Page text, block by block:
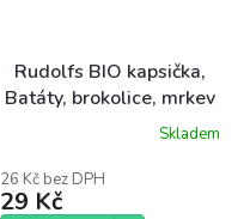
Rudolfs BIO kapsička,
Batáty, brokolice, mrkev
s lososem 110 gSkladem
26 Kč bez DPH
29 Kč